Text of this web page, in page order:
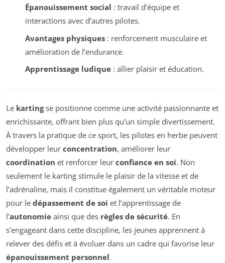
Épanouissement social : travail d’équipe et
interactions avec d’autres pilotes.
Avantages physiques: renforcement musculaire et
amélioration de l’endurance.
Apprentissage ludique: allier plaisir et éducation.
Le kartingse positionne comme une activité passionnante et
enrichissante, offrant bien plus qu’un simple divertissement.
À travers la pratique de ce sport, les pilotes en herbe peuvent
développer leur concentration, améliorer leur
coordination et renforcer leur confiance en soi. Non
seulement le karting stimule le plaisir de la vitesse et de
l’adrénaline, mais il constitue également un véritable moteur
pour le dépassement de soi et l’apprentissage de
l’autonomie ainsi que des règles de sécurité. En
s’engageant dans cette discipline, les jeunes apprennent à
relever des défis et à évoluer dans un cadre qui favorise leur
épanouissement personnel.